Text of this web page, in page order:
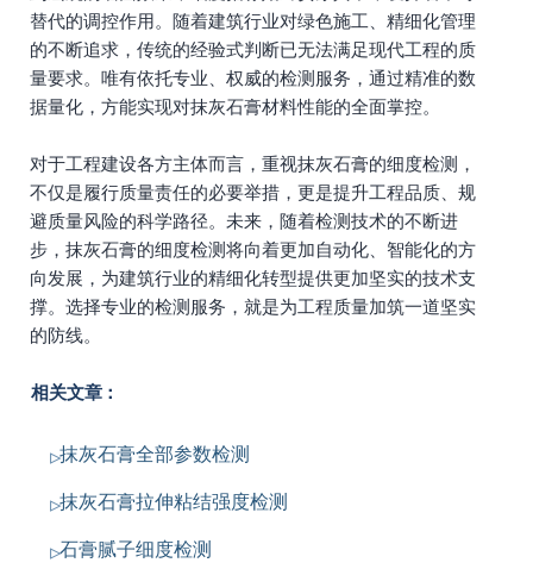
替代的调控作用。随着建筑行业对绿色施工、精细化管理
的不断追求，传统的经验式判断已无法满足现代工程的质
量要求。唯有依托专业、权威的检测服务，通过精准的数
据量化，方能实现对抹灰石膏材料性能的全面掌控。
对于工程建设各方主体而言，重视抹灰石膏的细度检测，
不仅是履行质量责任的必要举措，更是提升工程品质、规
避质量风险的科学路径。未来，随着检测技术的不断进
步，抹灰石膏的细度检测将向着更加自动化、智能化的方
向发展，为建筑行业的精细化转型提供更加坚实的技术支
撑。选择专业的检测服务，就是为工程质量加筑一道坚实
的防线。
相关文章：
抹灰石膏全部参数检测
抹灰石膏拉伸粘结强度检测
石膏腻子细度检测